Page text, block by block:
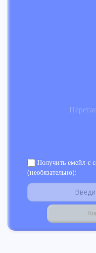
Получить емейл с
(необязательно):